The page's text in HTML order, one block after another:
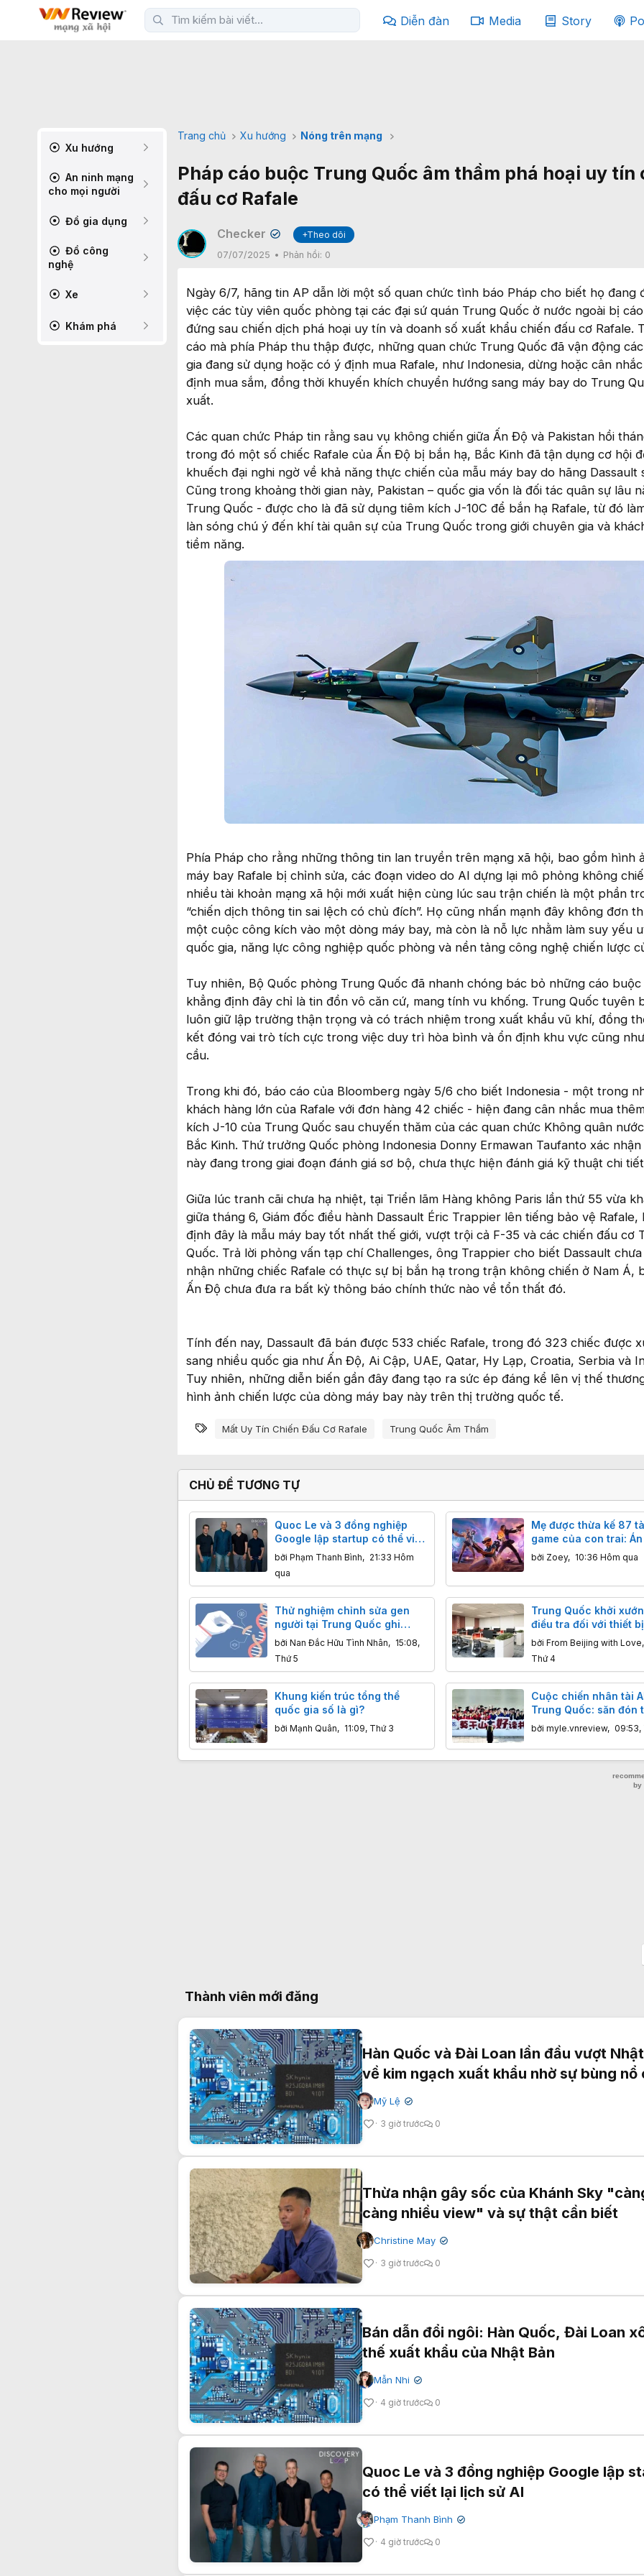
Diễn đàn Media Story
Xu hướng
An ninh mạng
cho mọi người
Đồ gia dụng
Đồ công
nghệ
Xe
Khám phá
Trang chủ Xu hướng Nóng trên mạng
Pháp cáo buộc Trung Quốc âm thầm phá hoại uy tín
đấu cơ Rafale
Checker ✔
+Theo dõi
07/07/2025
Phản hồi: 0
Ngày 6/7, hãng tin AP dẫn lời một số quan chức tình báo Pháp cho biết họ đang
việc các tùy viên quốc phòng tại các đại sứ quán Trung Quốc ở nước ngoài bị
đứng sau chiến dịch phá hoại uy tín và doanh số xuất khẩu chiến đấu cơ Rafale.
cáo mà phía Pháp thu thập được, những quan chức Trung Quốc đã vận động
gia đang sử dụng hoặc có ý định mua Rafale, như Indonesia, dừng hoặc cân
định mua sắm, đồng thời khuyến khích chuyển hướng sang máy bay do Trung
xuất.
Các quan chức Pháp tin rằng sau vụ không chiến giữa Ấn Độ và Pakistan hồi
trong đó một số chiếc Rafale của Ấn Độ bị bắn hạ, Bắc Kinh đã tận dụng cơ hội
khuếch đại nghi ngờ về khả năng thực chiến của mẫu máy bay do hãng Dassault
Cũng trong khoảng thời gian này, Pakistan – quốc gia vốn là đối tác quân sự lâu
Trung Quốc - được cho là đã sử dụng tiêm kích J-10C để bắn hạ Rafale, từ đó
làn sóng chú ý đến khí tài quân sự của Trung Quốc trong giới chuyên gia và
tiềm năng.
Phía Pháp cho rằng những thông tin lan truyền trên mạng xã hội, bao gồm hình
máy bay Rafale bị chỉnh sửa, các đoạn video do AI dựng lại mô phỏng không
nhiều tài khoản mạng xã hội mới xuất hiện cùng lúc sau trận chiến là một phần
“chiến dịch thông tin sai lệch có chủ đích”. Họ cũng nhấn mạnh đây không đơn
một cuộc công kích vào một dòng máy bay, mà còn là nỗ lực nhằm làm suy yếu
quốc gia, năng lực công nghiệp quốc phòng và nền tảng công nghệ chiến lược
Tuy nhiên, Bộ Quốc phòng Trung Quốc đã nhanh chóng bác bỏ những cáo buộc
khẳng định đây chỉ là tin đồn vô căn cứ, mang tính vu khống. Trung Quốc tuyên
luôn giữ lập trường thận trọng và có trách nhiệm trong xuất khẩu vũ khí, đồng
kết đóng vai trò tích cực trong việc duy trì hòa bình và ổn định khu vực cũng
cầu.
Trong khi đó, báo cáo của Bloomberg ngày 5/6 cho biết Indonesia - một trong
khách hàng lớn của Rafale với đơn hàng 42 chiếc - hiện đang cân nhắc mua
kích J-10 của Trung Quốc sau chuyến thăm của các quan chức Không quân
Bắc Kinh. Thứ trưởng Quốc phòng Indonesia Donny Ermawan Taufanto xác
này đang trong giai đoạn đánh giá sơ bộ, chưa thực hiện đánh giá kỹ thuật chi
Giữa lúc tranh cãi chưa hạ nhiệt, tại Triển lãm Hàng không Paris lần thứ 55 vừa
giữa tháng 6, Giám đốc điều hành Dassault Éric Trappier lên tiếng bảo vệ Rafale,
định đây là mẫu máy bay tốt nhất thế giới, vượt trội cả F-35 và các chiến đấu cơ
Quốc. Trả lời phỏng vấn tạp chí Challenges, ông Trappier cho biết Dassault
nhận những chiếc Rafale có thực sự bị bắn hạ trong trận không chiến ở Nam Á,
Ấn Độ chưa đưa ra bất kỳ thông báo chính thức nào về tổn thất đó.
Tính đến nay, Dassault đã bán được 533 chiếc Rafale, trong đó 323 chiếc được
sang nhiều quốc gia như Ấn Độ, Ai Cập, UAE, Qatar, Hy Lạp, Croatia, Serbia và
Tuy nhiên, những diễn biến gần đây đang tạo ra sức ép đáng kể lên vị thế
hình ảnh chiến lược của dòng máy bay này trên thị trường quốc tế.
Từ khóa
Mất Uy Tín Chiến Đấu Cơ Rafale Trung Quốc Âm Thầm
CHỦ ĐỀ TƯƠNG TỰ
Quoc Le và 3 đồng nghiệp
Google lập startup có thể viết
lại lịch sử AI
bởi Phạm Thanh Bình, 21:33 Hôm
qua
Mẹ được thừa kế 87
game của con trai: Án
tại Trung Quốc
bởi Zoey, 10:36 Hôm qua
Thử nghiệm chỉnh sửa gen
người tại Trung Quốc ghi
nhận thêm ca tử vong ở trẻ
bởi Nan Đắc Hữu Tình Nhân, 15:08,
Thứ 5
Trung Quốc khởi
điều tra đối với thiết
phòng in ấn và
nhập khẩu
bởi From Beijing with Love,
Thứ 4
Khung kiến trúc tổng thể
quốc gia số là gì?
bởi Mạnh Quân, 11:09, Thứ 3
Cuộc chiến nhân tài
Trung Quốc: săn đón
chưa tốt nghiệp, lương
bởi myle.vnreview, 09:53,
Thành viên mới đăng
Hàn Quốc và Đài Loan lần đầu vượt
về kim ngạch xuất khẩu nhờ sự bùng nổ
Mỹ Lệ ✔
3 giờ trước 0
Thừa nhận gây sốc của Khánh Sky
càng nhiều view" và sự thật cần biết
Christine May ✔
3 giờ trước 0
Bán dẫn đổi ngôi: Hàn Quốc, Đài Loan
thế xuất khẩu của Nhật Bản
Mẫn Nhi ✔
4 giờ trước 0
Quoc Le và 3 đồng nghiệp Google lập
có thể viết lại lịch sử AI
Phạm Thanh Bình ✔
4 giờ trước 0